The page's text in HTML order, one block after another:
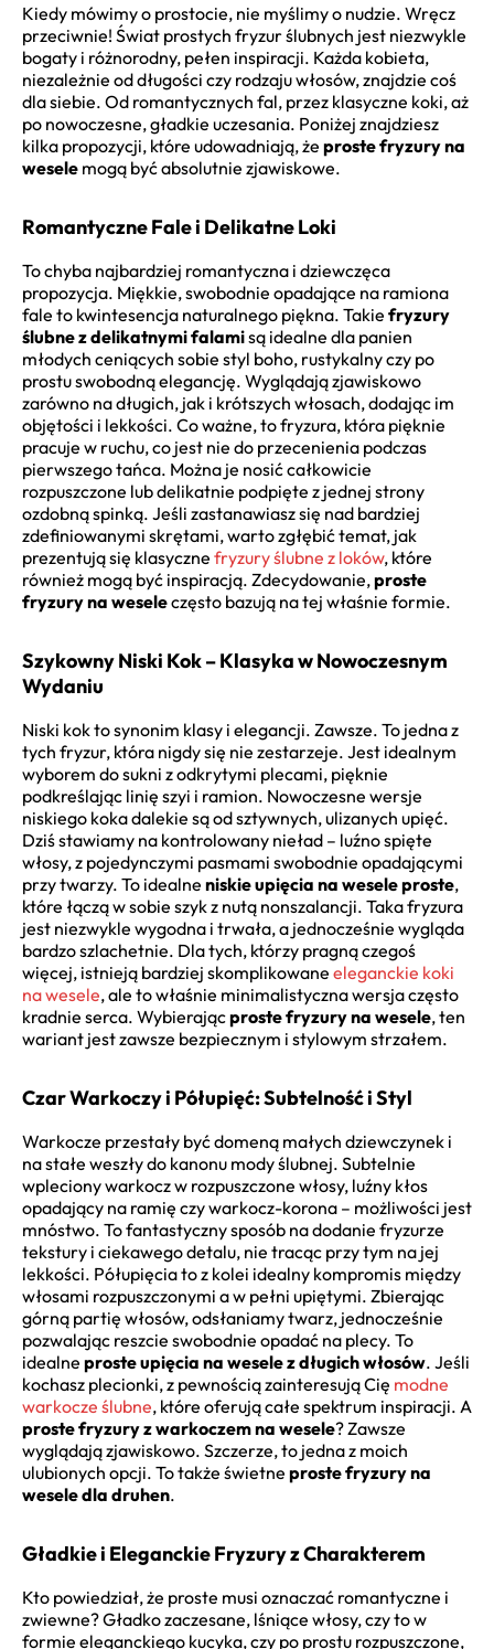
Kiedy mówimy o prostocie, nie myślimy o nudzie. Wręcz
przeciwnie! Świat prostych fryzur ślubnych jest niezwykle
bogaty i różnorodny, pełen inspiracji. Każda kobieta,
niezależnie od długości czy rodzaju włosów, znajdzie coś
dla siebie. Od romantycznych fal, przez klasyczne koki, aż
po nowoczesne, gładkie uczesania. Poniżej znajdziesz
kilka propozycji, które udowadniają, że proste fryzury na
wesele mogą być absolutnie zjawiskowe.
Romantyczne Fale i Delikatne Loki
To chyba najbardziej romantyczna i dziewczęca
propozycja. Miękkie, swobodnie opadające na ramiona
fale to kwintesencja naturalnego piękna. Takie fryzury
ślubne z delikatnymi falamisą idealne dla panien
młodych ceniących sobie styl boho, rustykalny czy po
prostu swobodną elegancję. Wyglądają zjawiskowo
zarówno na długich, jak i krótszych włosach, dodając im
objętości i lekkości. Co ważne, to fryzura, która pięknie
pracuje w ruchu, co jest nie do przecenienia podczas
pierwszego tańca. Można je nosić całkowicie
rozpuszczone lub delikatnie podpięte z jednej strony
ozdobną spinką. Jeśli zastanawiasz się nad bardziej
zdefiniowanymi skrętami, warto zgłębić temat, jak
prezentują się klasyczne fryzury ślubne z loków, które
również mogą być inspiracją. Zdecydowanie,proste
fryzury na weseleczęsto bazują na tej właśnie formie.
Szykowny Niski Kok – Klasyka w Nowoczesnym
Wydaniu
Niski kok to synonim klasy i elegancji. Zawsze. To jedna z
tych fryzur, która nigdy się nie zestarzeje. Jest idealnym
wyborem do sukni z odkrytymi plecami, pięknie
podkreślając linię szyi i ramion. Nowoczesne wersje
niskiego koka dalekie są od sztywnych, ulizanych upięć.
Dziś stawiamy na kontrolowany nieład – luźno spięte
włosy, z pojedynczymi pasmami swobodnie opadającymi
przy twarzy. To idealne niskie upięcia na wesele proste,
które łączą w sobie szyk z nutą nonszalancji. Taka fryzura
jest niezwykle wygodna i trwała, a jednocześnie wygląda
bardzo szlachetnie. Dla tych, którzy pragną czegoś
więcej, istnieją bardziej skomplikowane eleganckie koki
na wesele, ale to właśnie minimalistyczna wersja często
kradnie serca. Wybierającproste fryzury na wesele, ten
wariant jest zawsze bezpiecznym i stylowym strzałem.
Czar Warkoczy i Półupięć: Subtelność i Styl
Warkocze przestały być domeną małych dziewczynek i
na stałe weszły do kanonu mody ślubnej. Subtelnie
wpleciony warkocz w rozpuszczone włosy, luźny kłos
opadający na ramię czy warkocz-korona – możliwości jest
mnóstwo. To fantastyczny sposób na dodanie fryzurze
tekstury i ciekawego detalu, nie tracąc przy tym na jej
lekkości. Półupięcia to z kolei idealny kompromis między
włosami rozpuszczonymi a w pełni upiętymi. Zbierając
górną partię włosów, odsłaniamy twarz, jednocześnie
pozwalając reszcie swobodnie opadać na plecy. To
idealne proste upięcia na wesele z długich włosów. Jeśli
kochasz plecionki, z pewnością zainteresują Cię modne
warkocze ślubne, które oferują całe spektrum inspiracji. A
proste fryzury z warkoczem na wesele? Zawsze
wyglądają zjawiskowo. Szczerze, to jedna z moich
ulubionych opcji. To także świetne proste fryzury na
wesele dla druhen.
Gładkie i Eleganckie Fryzury z Charakterem
Kto powiedział, że proste musi oznaczać romantyczne i
zwiewne? Gładko zaczesane, lśniące włosy, czy to w
formie eleganckiego kucyka, czy po prostu rozpuszczone,